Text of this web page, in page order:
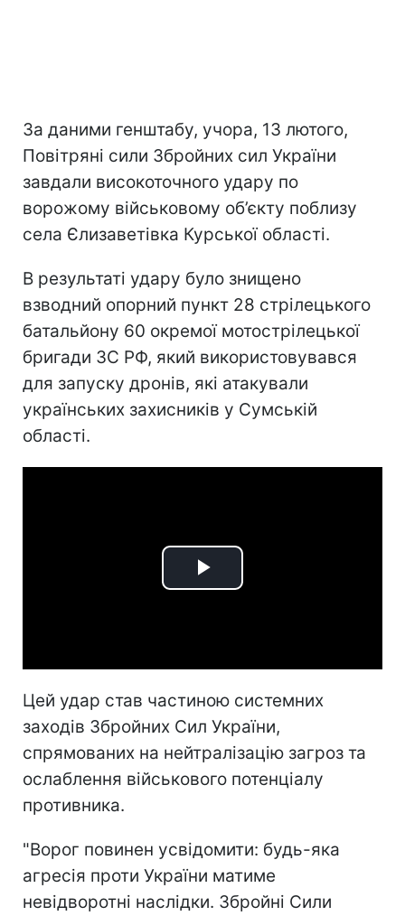
За даними генштабу, учора, 13 лютого,
Повітряні сили Збройних сил України
завдали високоточного удару по
ворожому військовому об’єкту поблизу
села Єлизаветівка Курської області.
В результаті удару було знищено
взводний опорний пункт 28 стрілецького
батальйону 60 окремої мотострілецької
бригади ЗС РФ, який використовувався
для запуску дронів, які атакували
українських захисників у Сумській
області.
Play
Цей удар став частиною системних
заходів Збройних Сил України,
спрямованих на нейтралізацію загроз та
ослаблення військового потенціалу
противника.
"Ворог повинен усвідомити: будь-яка
агресія проти України матиме
невідворотні наслідки. Збройні Сили